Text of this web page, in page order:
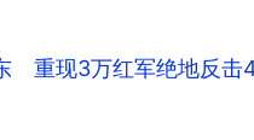
重现3万红军绝地反击